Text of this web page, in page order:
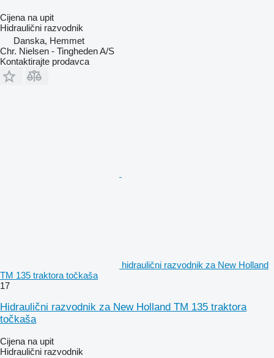
Cijena na upit
Hidraulični razvodnik
Danska, Hemmet
Chr. Nielsen - Tingheden A/S
Kontaktirajte prodavca
hidraulični razvodnik za New Holland
TM 135 traktora točkaša
17
Hidraulični razvodnik za New Holland TM 135 traktora
točkaša
Cijena na upit
Hidraulični razvodnik